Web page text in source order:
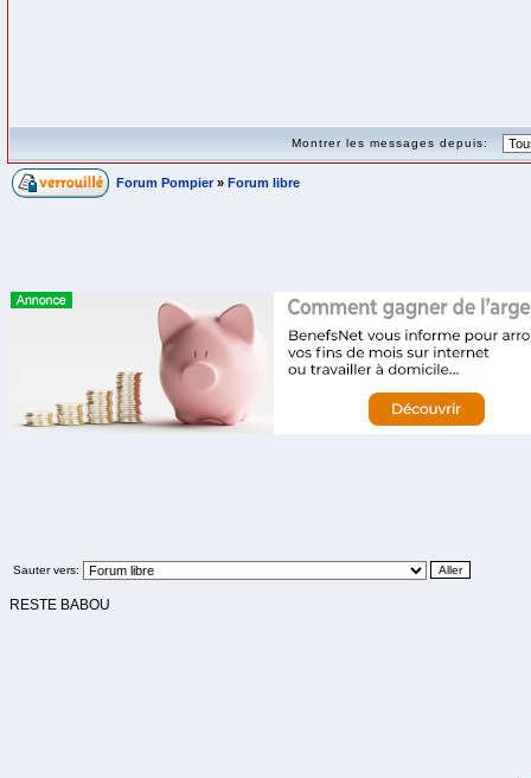
Montrer les messages depuis:
Forum Pompier » Forum libre
Sauter vers:
RESTE BABOU